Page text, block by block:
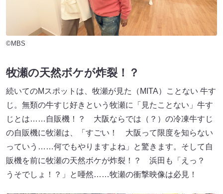
©MBS
牧瀬の天然ボケが炸裂！？
続いてのMスポットは、牧瀬が見た（MITA）ことない 牛す
じ。無類の牛すじ好きという牧瀬に「見たことない」牛す
じとは……自販機！？ 大阪ならでは（？）の冷凍牛すじ
の自販機に牧瀬は、「すごい！ 大阪って限度を知らない
っていう……何でもやりますよね」と驚きます。そして自
販機を前に牧瀬の天然ボケが炸裂！？ 浜田も「えっ？
うそでしょ！？」と唖然……牧瀬の衝撃映像は必見！